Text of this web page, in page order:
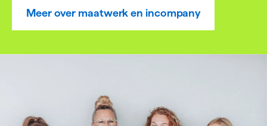
Meer over maatwerk en incompany